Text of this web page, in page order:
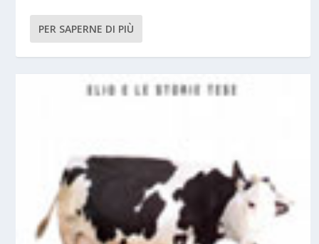
PER SAPERNE DI PIÙ